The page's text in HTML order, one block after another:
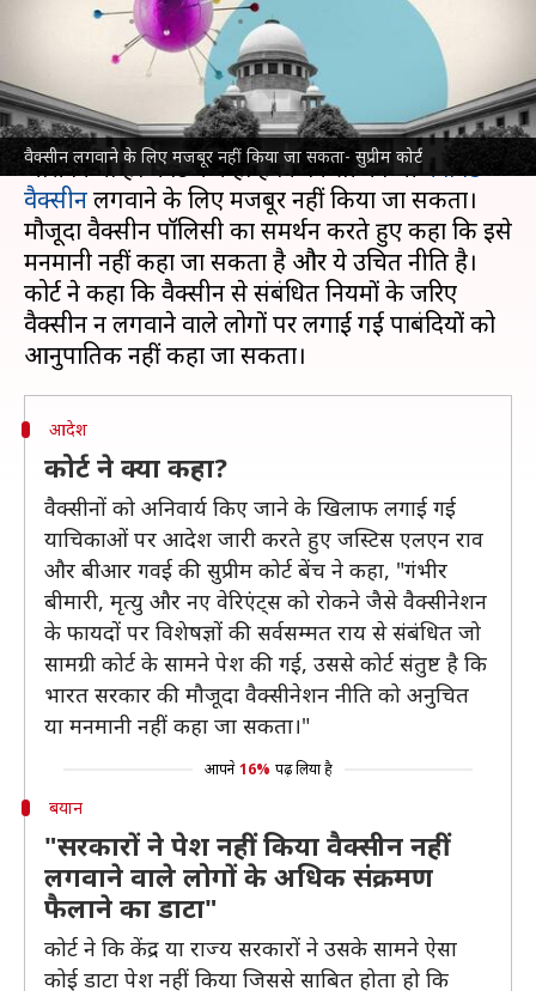
वैक्सीन लगवाने के लिए मजबूर नहीं किया जा सकता- सुप्रीम कोर्ट
मुकुल तोमर May 02, 2022 01:31 pm
क्या है खबर?
सुप्रीम कोर्टनेकोविड वैक्सीनेशनपर एक अहम आदेश
जारी किया है। कोर्ट ने कहा है कि किसी को भीकोविड
वैक्सीनलगवाने के लिए मजबूर नहीं किया जा सकता।
मौजूदा वैक्सीन पॉलिसी का समर्थन करते हुए कहा कि इसे
मनमानी नहीं कहा जा सकता है और ये उचित नीति है।
कोर्ट ने कहा कि वैक्सीन से संबंधित नियमों के जरिए
वैक्सीन न लगवाने वाले लोगों पर लगाई गई पाबंदियों को
आदेश
कोर्ट ने क्या कहा?
वैक्सीनों को अनिवार्य किए जाने के खिलाफ लगाई गई
याचिकाओं पर आदेश जारी करते हुए जस्टिस एलएन राव
और बीआर गवई की सुप्रीम कोर्ट बेंच ने कहा, "गंभीर
बीमारी, मृत्यु और नए वेरिएंट्स को रोकने जैसे वैक्सीनेशन
के फायदों पर विशेषज्ञों की सर्वसम्मत राय से संबंधित जो
सामग्री कोर्ट के सामने पेश की गई, उससे कोर्ट संतुष्ट है कि
भारत सरकार की मौजूदा वैक्सीनेशन नीति को अनुचित
या मनमानी नहीं कहा जा सकता।"
आपने 16% पढ़ लिया है
बयान
"सरकारों ने पेश नहीं किया वैक्सीन नहीं
लगवाने वाले लोगों के अधिक संक्रमण
फैलाने का डाटा"
कोर्ट ने कि केंद्र या राज्य सरकारों ने उसके सामने ऐसा
कोई डाटा पेश नहीं किया जिससे साबित होता हो कि